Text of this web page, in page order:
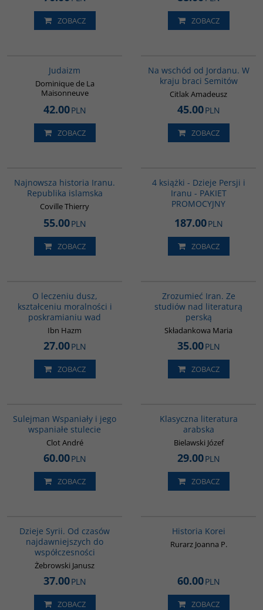
ZOBACZ ZOBACZ
Judaizm
Dominique de La
Maisonneuve
42.00PLN
ZOBACZ
Na wschód od Jordanu. W
kraju braci Semitów
Citlak Amadeusz
45.00PLN
ZOBACZ
Najnowsza historia Iranu.
Republika islamska
Coville Thierry
55.00PLN
ZOBACZ
4 książki - Dzieje Persji i
Iranu - PAKIET
PROMOCYJNY
187.00PLN
ZOBACZ
O leczeniu dusz,
kształceniu moralności i
poskramianiu wad
Ibn Hazm
27.00PLN
ZOBACZ
Zrozumieć Iran. Ze
studiów nad literaturą
perską
Składankowa Maria
35.00PLN
ZOBACZ
Sulejman Wspaniały i jego
wspaniałe stulecie
Clot André
60.00PLN
ZOBACZ
Klasyczna literatura
arabska
Bielawski Józef
29.00PLN
ZOBACZ
Dzieje Syrii. Od czasów
najdawniejszych do
współczesności
Żebrowski Janusz
37.00PLN
ZOBACZ
Historia Korei
Rurarz Joanna P.
60.00PLN
ZOBACZ